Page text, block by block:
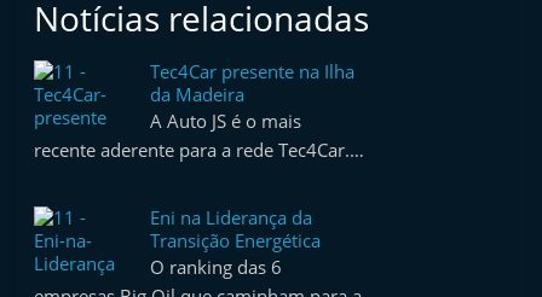
Notícias relacionadas
Tec4Car presente na Ilha
da Madeira
A Auto JS é o mais
recente aderente para a rede Tec4Car.…
Eni na Liderança da
Transição Energética
O ranking das 6